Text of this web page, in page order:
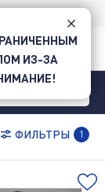
ФИЛЬТРЫ 1
ИЗ-ЗА